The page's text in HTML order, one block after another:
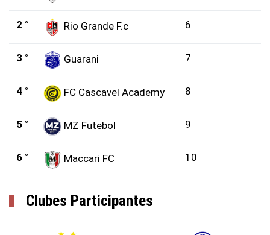
2 ° Rio Grande F.c 6
3 ° Guarani 7
4 ° FC Cascavel Academy 8
5 ° MZ Futebol 9
6 ° Maccari FC 10
Clubes Participantes